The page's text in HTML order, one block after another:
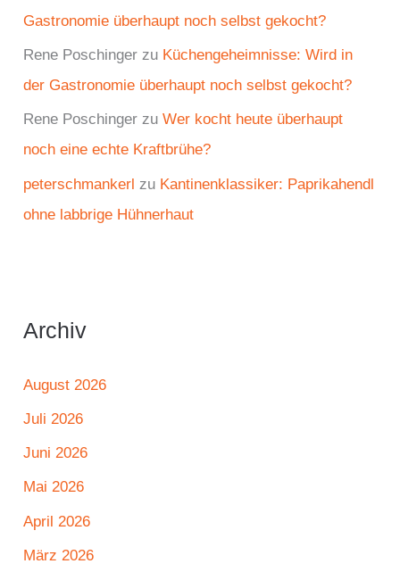
Gastronomie überhaupt noch selbst gekocht?
Rene Poschinger zu Küchengeheimnisse: Wird in
der Gastronomie überhaupt noch selbst gekocht?
Rene Poschinger zuWer kocht heute überhaupt
noch eine echte Kraftbrühe?
peterschmankerl zu Kantinenklassiker: Paprikahendl
ohne labbrige Hühnerhaut
Archiv
August 2026
Juli 2026
Juni 2026
Mai 2026
April 2026
März 2026